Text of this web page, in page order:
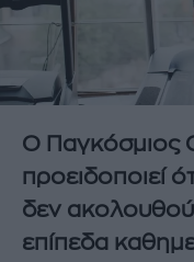
Ο Παγκόσμιος
προειδοποιεί
δεν
επίπεδα